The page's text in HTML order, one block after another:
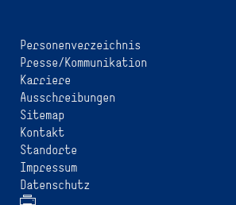
Personenverzeichnis
Presse/Kommunikation
Karriere
Ausschreibungen
Sitemap
Kontakt
Standorte
Impressum
Datenschutz